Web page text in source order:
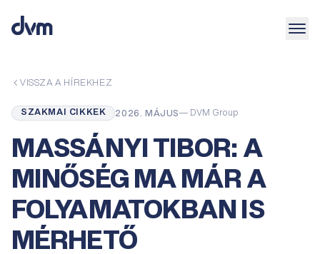
VISSZA A HÍREKHEZ
SZAKMAI CIKKEK 2026. MÁJUS— DVM Group
MASSÁNYI TIBOR: A
MINŐSÉG MA MÁR A
FOLYAMATOKBAN IS
MÉRHETŐ